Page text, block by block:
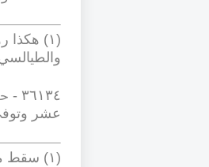
(١) هكذا رواه أبو عوانة عند البخاري (٥٠٣٥)، وأحمد (٢٢٨٣)، وشعبة عند أحمد
والطيالسي
٣٦١٣٤ -
عشر
(١) سقط